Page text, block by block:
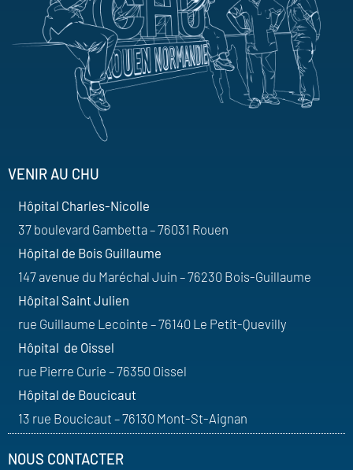
VENIR AU CHU
Hôpital Charles-Nicolle
37 boulevard Gambetta – 76031 Rouen
Hôpital de Bois Guillaume
147 avenue du Maréchal Juin – 76230 Bois-Guillaume
Hôpital Saint Julien
rue Guillaume Lecointe – 76140 Le Petit-Quevilly
Hôpital de Oissel
rue Pierre Curie – 76350 Oissel
Hôpital de Boucicaut
13 rue Boucicaut – 76130 Mont-St-Aignan
NOUS CONTACTER